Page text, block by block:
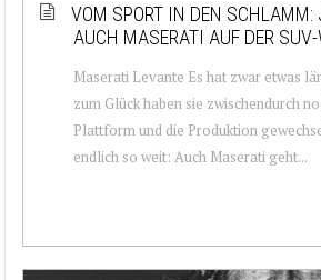
VOM SPORT IN DEN SCHLAMM:
AUCH MASERATI AUF DER SUV-
Maserati Levante Es hat zwar etwas
zum Glück haben sie zwischendurch
Plattform und die Produktion
endlich so weit: Auch Maserati geht...